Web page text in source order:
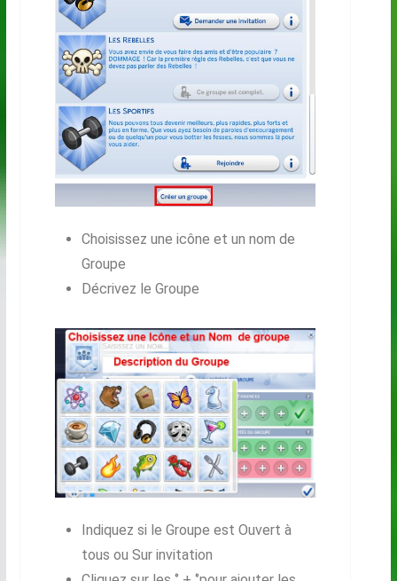
Choisissez une icône et un nom de
Groupe
Décrivez le Groupe
Indiquez si le Groupe est Ouvert à
tous ou Sur invitation